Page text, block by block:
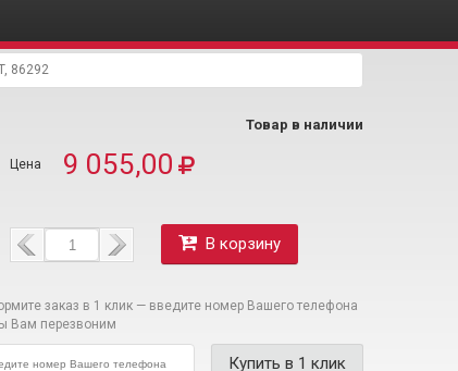
86292
Товар в наличии
9 055,00
В корзину
заказ в 1 клик — введите номер Вашего телефона
Вам перезвоним